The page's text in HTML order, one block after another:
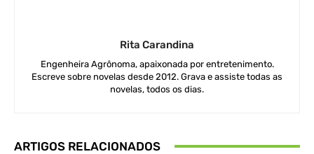
Rita Carandina
Engenheira Agrônoma, apaixonada por entretenimento.
Escreve sobre novelas desde 2012. Grava e assiste todas as
novelas, todos os dias.
ARTIGOS RELACIONADOS